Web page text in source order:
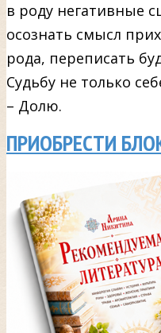
в роду негативные
осознать смысл
рода, переписать
Судьбу не только
– Долю.
ПРИОБРЕСТИ